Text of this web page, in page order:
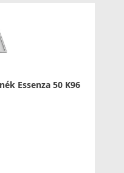
Essenza 50 K96